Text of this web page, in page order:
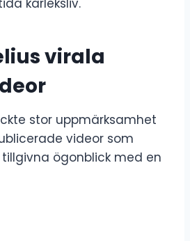
virala
stor uppmärksamhet
videor som
ögonblick med en